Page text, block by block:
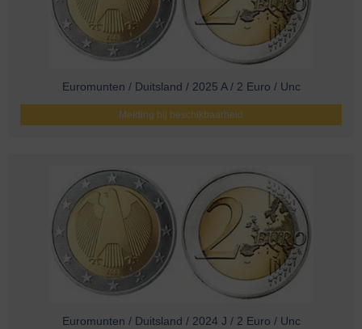
Euromunten / Duitsland / 2025 A / 2 Euro / Unc
Melding bij beschikbaarheid
Euromunten / Duitsland / 2024 J / 2 Euro / Unc